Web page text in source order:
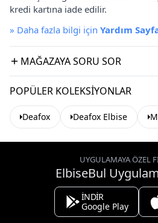
kredi kartına iade edilir.
» Daha fazla bilgi için Yardım
MAĞAZAYA SORU SOR
POPÜLER KOLEKSIYONLAR
Deafox Deafox Elbise
UYGULAMAYA ÖZEL
ElbiseBul
İNDİR
Google Play